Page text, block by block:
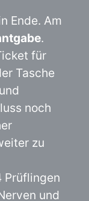
Ende. Am
.
für
Tasche
noch
zu
Prüflingen
und